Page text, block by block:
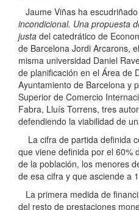
Jaume Viñas ha
incondicional. Una propuesta
justa del catedrático de
de Barcelona Jordi Arcarons,
misma universidad Daniel
de planificación en el Área de
Ayuntamiento de Barcelona y
Superior de Comercio
Fabra, Lluís Torrens, tres
defendiendo la viabilidad de
La cifra de partida definida
que viene definida por el 60%
de la población, los menores
de esa cifra y que asciende a
La primera medida de
del resto de prestaciones